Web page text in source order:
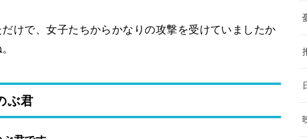
けで、女子たちからかなりの攻撃を受けていましたか
ぶ君